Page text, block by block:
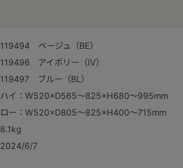
119494 ベージュ（BE）
119496 アイボリー（IV）
119497 ブルー（BL）
ハイ：W520×D565～825×H680～995mm
ロー：W520×D805～825×H400～715mm
8.1kg
2024/6/7